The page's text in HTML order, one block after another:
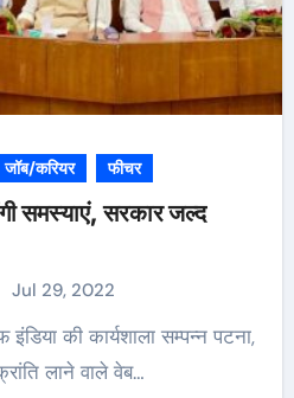
जॉब/करियर फीचर
समस्याएं, सरकार जल्द
Jul 29, 2022
लाने वाले वेब…